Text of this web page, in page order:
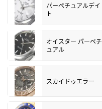
パーペチュアルデイ
ト
オイスター パーペチ
ュアル
スカイドゥエラー